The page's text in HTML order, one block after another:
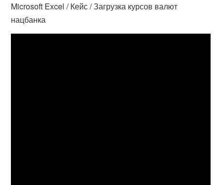
Microsoft Excel / Кейс / Загрузка курсов валют
нацбанка